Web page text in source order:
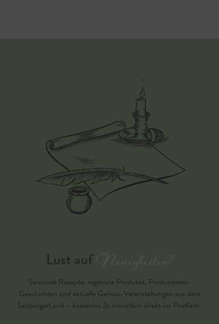
Lust aufNeuigkeiten?
Saisonale Rezepte, regionale Produkte, Produzenten-
Geschichten und aktuelle Genuss-Veranstaltungen aus dem
SalzburgerLand – kostenlos 2x monatlich direkt ins Postfach.